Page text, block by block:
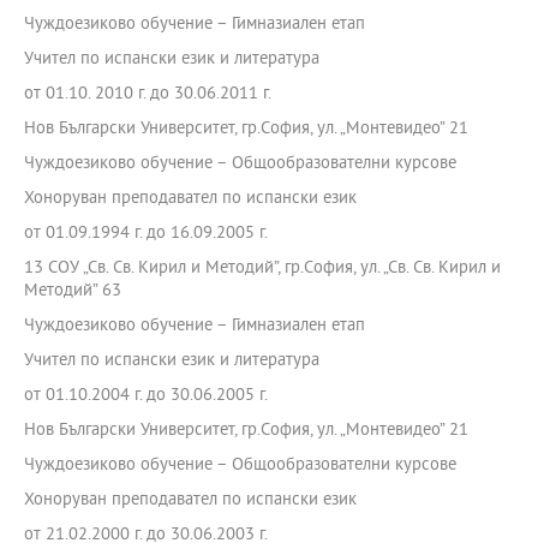
Чуждоезиково обучение – Гимназиален етап
Учител по испански език и литература
от 01.10. 2010 г. до 30.06.2011 г.
Нов Български Университет, гр.София, ул. „Монтевидео” 21
Чуждоезиково обучение – Общообразователни курсове
Хоноруван преподавател по испански език
от 01.09.1994 г. до 16.09.2005 г.
13 СОУ „Св. Св. Кирил и Методий”, гр.София, ул. „Св. Св. Кирил и
Методий” 63
Чуждоезиково обучение – Гимназиален етап
Учител по испански език и литература
от 01.10.2004 г. до 30.06.2005 г.
Нов Български Университет, гр.София, ул. „Монтевидео” 21
Чуждоезиково обучение – Общообразователни курсове
Хоноруван преподавател по испански език
от 21.02.2000 г. до 30.06.2003 г.